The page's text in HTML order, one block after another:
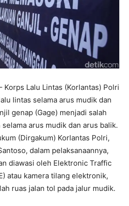
Korps Lalu Lintas (Korlantas) Polri
lintas selama arus mudik dan
genap (Gage) menjadi salah
arus mudik dan arus balik.
(Dirgakum) Korlantas Polri,
dalam pelaksanaannya,
diawasi oleh Elektronic Traffic
atau kamera tilang elektronik,
ruas jalan tol pada jalur mudik.